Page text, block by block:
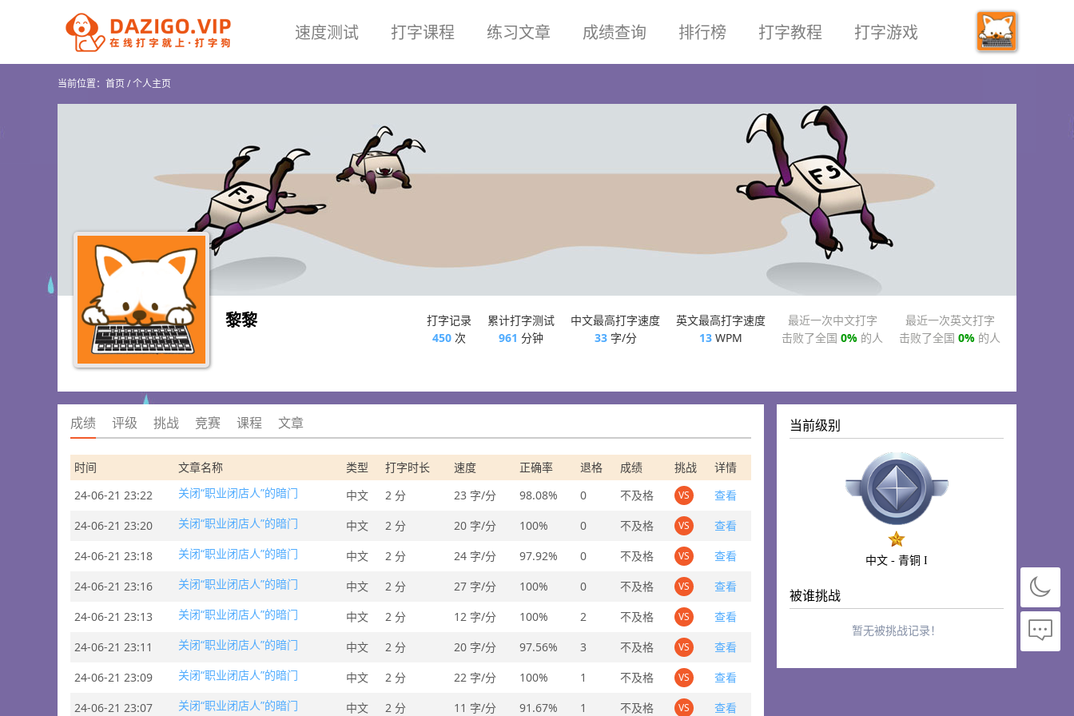
速度测试 打字课程 练习文章 成绩查询 排行榜 打字教程 打字游戏
当前位置： 首页/个人主页
黎黎
打字记录
450 次
累计打字测试
961 分钟
中文最高打字速度
33字/分
英文最高打字速度
13 WPM
最近一次中文打字
击败了全国 0% 的人
最近一次英文打字
击败了全国 0% 的人
成绩 评级 挑战 竞赛 课程 文章
时间 文章名称 类型 打字时长 速度 正确率 退格 成绩 挑战
详情
24-06-21 23:22
关闭“职业闭店人”的暗门 中文 2 分 23 字/分 98.08% 0 不及格 VS
查看
24-06-21 23:20
关闭“职业闭店人”的暗门 中文 2 分 20 字/分 100% 0 不及格 VS
查看
24-06-21 23:18
关闭“职业闭店人”的暗门 中文 2 分 24 字/分 97.92% 0 不及格 VS
查看
24-06-21 23:16
关闭“职业闭店人”的暗门 中文 2 分 27 字/分 100% 0 不及格 VS
查看
24-06-21 23:13
关闭“职业闭店人”的暗门 中文 2 分 12 字/分 100% 2 不及格 VS
查看
24-06-21 23:11
关闭“职业闭店人”的暗门 中文 2 分 20 字/分 97.56% 3 不及格 VS
查看
24-06-21 23:09
关闭“职业闭店人”的暗门 中文 2 分 22 字/分 100% 1 不及格 VS
查看
24-06-21 23:07
关闭“职业闭店人”的暗门 中文 2 分 11 字/分 91.67% 1 不及格 VS 查看
当前级别
中文 - 青铜 I
被谁挑战
暂无被挑战记录！